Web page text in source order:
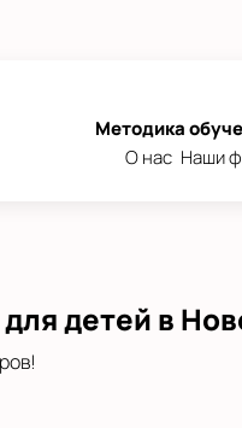
Методика
О нас Наши
детей в